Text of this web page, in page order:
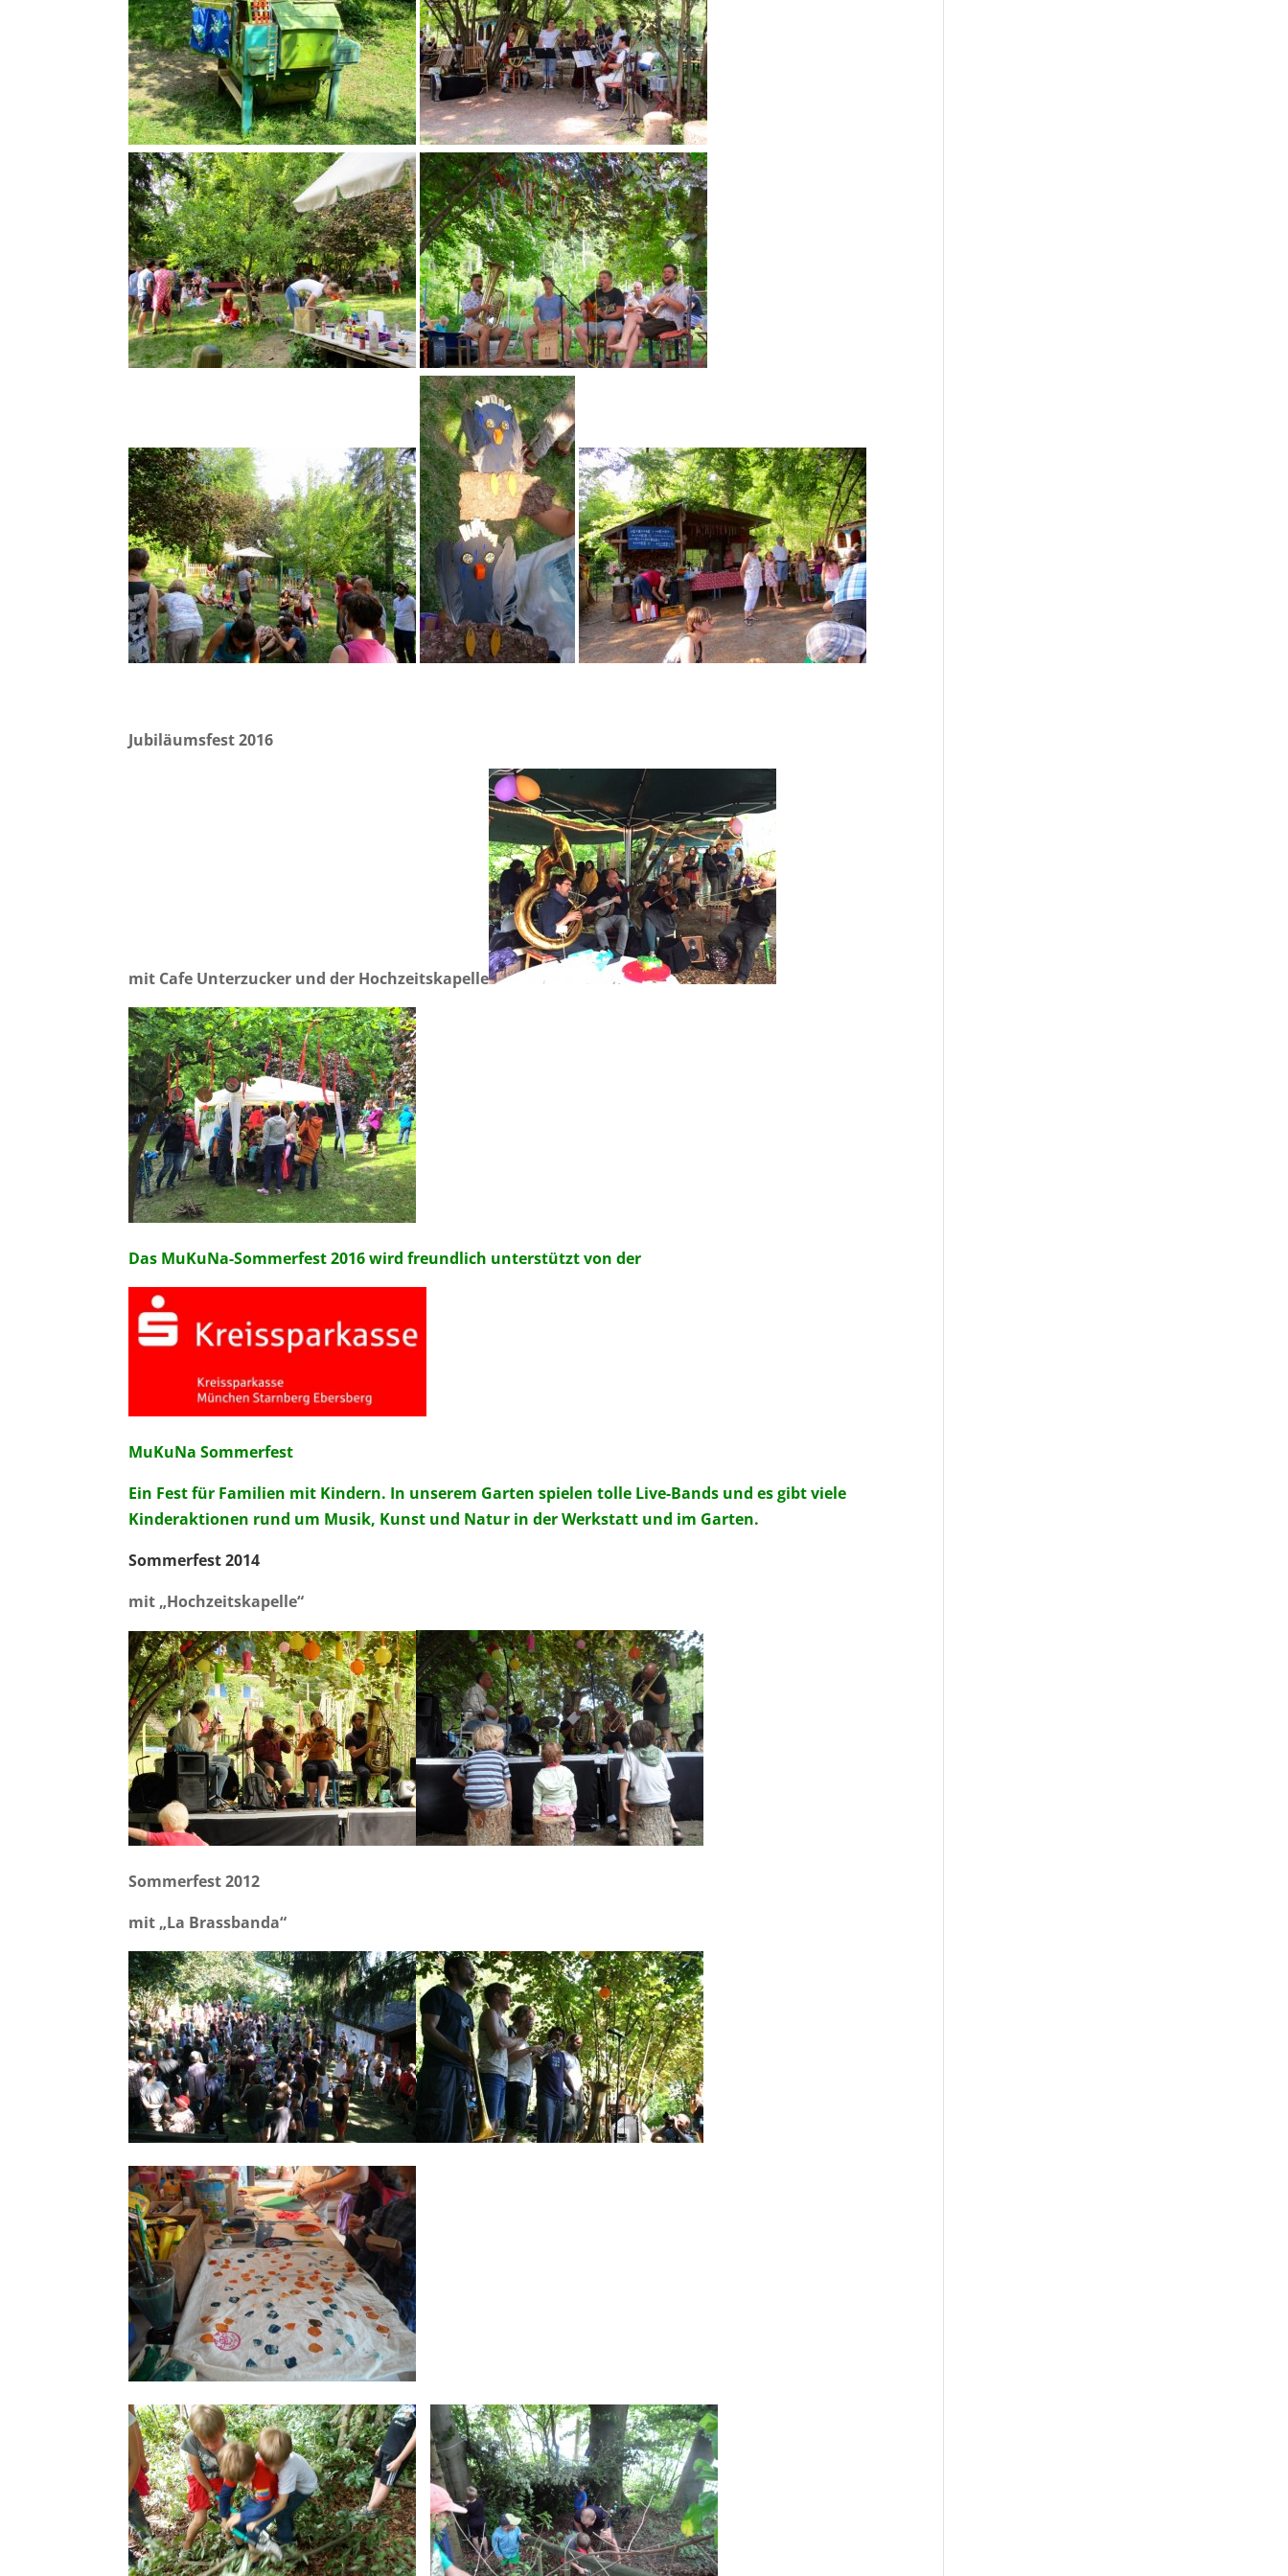
Jubiläumsfest 2016
mit Cafe Unterzucker und der Hochzeitskapelle
Das MuKuNa-Sommerfest 2016 wird freundlich unterstützt von der
MuKuNa Sommerfest
Ein Fest für Familien mit Kindern. In unserem Garten spielen tolle Live-Bands und es gibt viele
Kinderaktionen rund um Musik, Kunst und Natur in der Werkstatt und im Garten.
Sommerfest 2014
mit „Hochzeitskapelle“
Sommerfest 2012
mit „La Brassbanda“